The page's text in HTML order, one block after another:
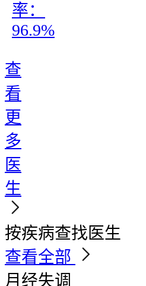
率：
96.9%
查
看
更
多
医
生
按疾病查找医生
查看全部
月经失调